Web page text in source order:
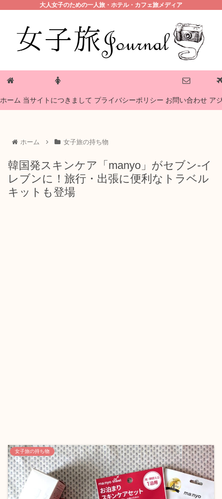
大人女子のための一人旅・ホテル・カフェ旅メディア
ホーム 当サイトにつきまして プライバシーポリシー お問い合わせ ア
ホーム 女子旅の持ち物
韓国発スキンケア「manyo」がセブン-イ
レブンに！旅行・出張に便利なトラベル
キットも登場
女子旅の持ち物